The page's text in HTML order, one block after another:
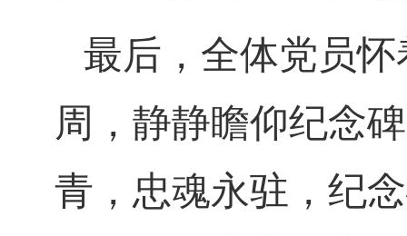
最后，全体党员
周，静静瞻仰纪念
青，忠魂永驻，纪